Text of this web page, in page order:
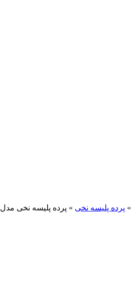
» پرده پلیسه نخی » پرده پلیسه نخی مدل Tulip-05